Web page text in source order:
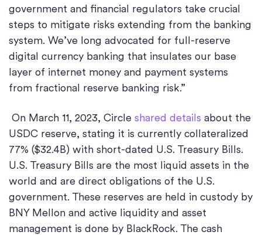
government and financial regulators take crucial
steps to mitigate risks extending from the banking
system. We’ve long advocated for full-reserve
digital currency banking that insulates our base
layer of internet money and payment systems
from fractional reserve banking risk.”
On March 11, 2023, Circle shared details about the
USDC reserve, stating it is currently collateralized
77% ($32.4B) with short-dated U.S. Treasury Bills.
U.S. Treasury Bills are the most liquid assets in the
world and are direct obligations of the U.S.
government. These reserves are held in custody by
BNY Mellon and active liquidity and asset
management is done by BlackRock. The cash